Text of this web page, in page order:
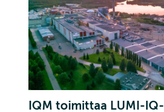
IQM toimittaa LUMI-IQ-